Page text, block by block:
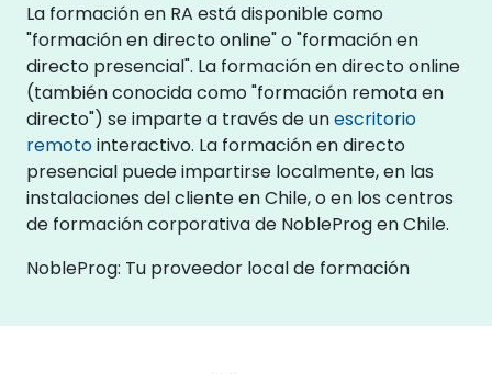
La formación en RA está disponible como
"formación en directo online" o "formación en
directo presencial". La formación en directo online
(también conocida como "formación remota en
directo") se imparte a través de unescritorio
remotointeractivo. La formación en directo
presencial puede impartirse localmente, en las
instalaciones del cliente en Chile, o en los centros
de formación corporativa de NobleProg en Chile.
NobleProg: Tu proveedor local de formación